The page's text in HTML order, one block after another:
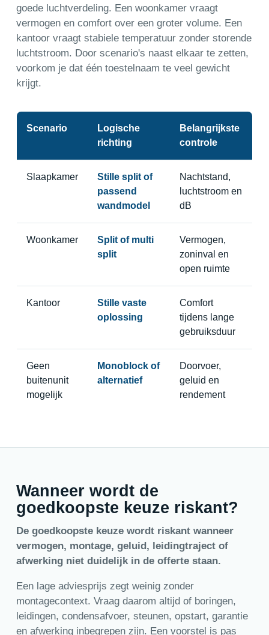
goede luchtverdeling. Een woonkamer vraagt
vermogen en comfort over een groter volume. Een
kantoor vraagt stabiele temperatuur zonder storende
luchtstroom. Door scenario's naast elkaar te zetten,
voorkom je dat één toestelnaam te veel gewicht
krijgt.
Scenario
Logische
richting
Belangrijkste
controle
Slaapkamer
Stille split of
passend
wandmodel
Nachtstand,
luchtstroom en
dB
Woonkamer
Split of multi
split
Vermogen,
zoninval en
open ruimte
Kantoor
Stille vaste
oplossing
Comfort
tijdens lange
gebruiksduur
Geen
buitenunit
mogelijk
Monoblock of
alternatief
Doorvoer,
geluid en
rendement
Wanneer wordt de
goedkoopste keuze riskant?
De goedkoopste keuze wordt riskant wanneer
vermogen, montage, geluid, leidingtraject of
afwerking niet duidelijk in de offerte staan.
Een lage adviesprijs zegt weinig zonder
montagecontext. Vraag daarom altijd of boringen,
leidingen, condensafvoer, steunen, opstart, garantie
en afwerking inbegrepen zijn. Een voorstel is pas